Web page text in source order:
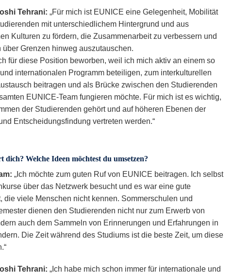
Tehrani: „Für mich ist EUNICE eine Gelegenheit, Mobilität
mit unterschiedlichem Hintergrund und aus
Kulturen zu fördern, die Zusammenarbeit zu verbessern und
über Grenzen hinweg auszutauschen.
für diese Position beworben, weil ich mich aktiv an einem so
internationalen Programm beteiligen, zum interkulturellen
beitragen und als Brücke zwischen den Studierenden
EUNICE-Team fungieren möchte. Für mich ist es wichtig,
der Studierenden gehört und auf höheren Ebenen der
Entscheidungsfindung vertreten werden.“
dich? Welche Ideen möchtest du umsetzen?
„Ich möchte zum guten Ruf von EUNICE beitragen. Ich selbst
über das Netzwerk besucht und es war eine gute
die viele Menschen nicht kennen. Sommerschulen und
dienen den Studierenden nicht nur zum Erwerb von
auch dem Sammeln von Erinnerungen und Erfahrungen in
Die Zeit während des Studiums ist die beste Zeit, um diese
Tehrani: „Ich habe mich schon immer für internationale und